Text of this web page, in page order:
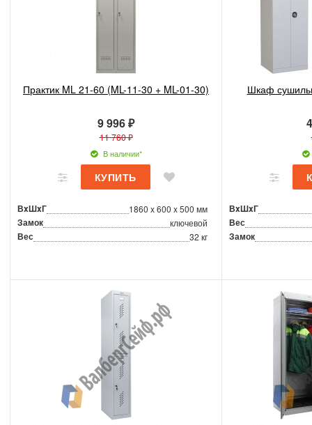
Практик ML 21-60 (ML-11-30 + ML-01-30)
9 996 ₽
11 760 ₽
В наличии*
ВxШxГ 1860 x 600 x 500 мм
Замок ключевой
Вес 32 кг
Шкаф
ВxШxГ
Вес
Замок